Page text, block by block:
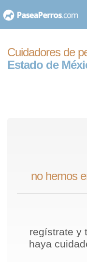
al
Cuidadores de
Estado de
no hemos
regístrate y
haya